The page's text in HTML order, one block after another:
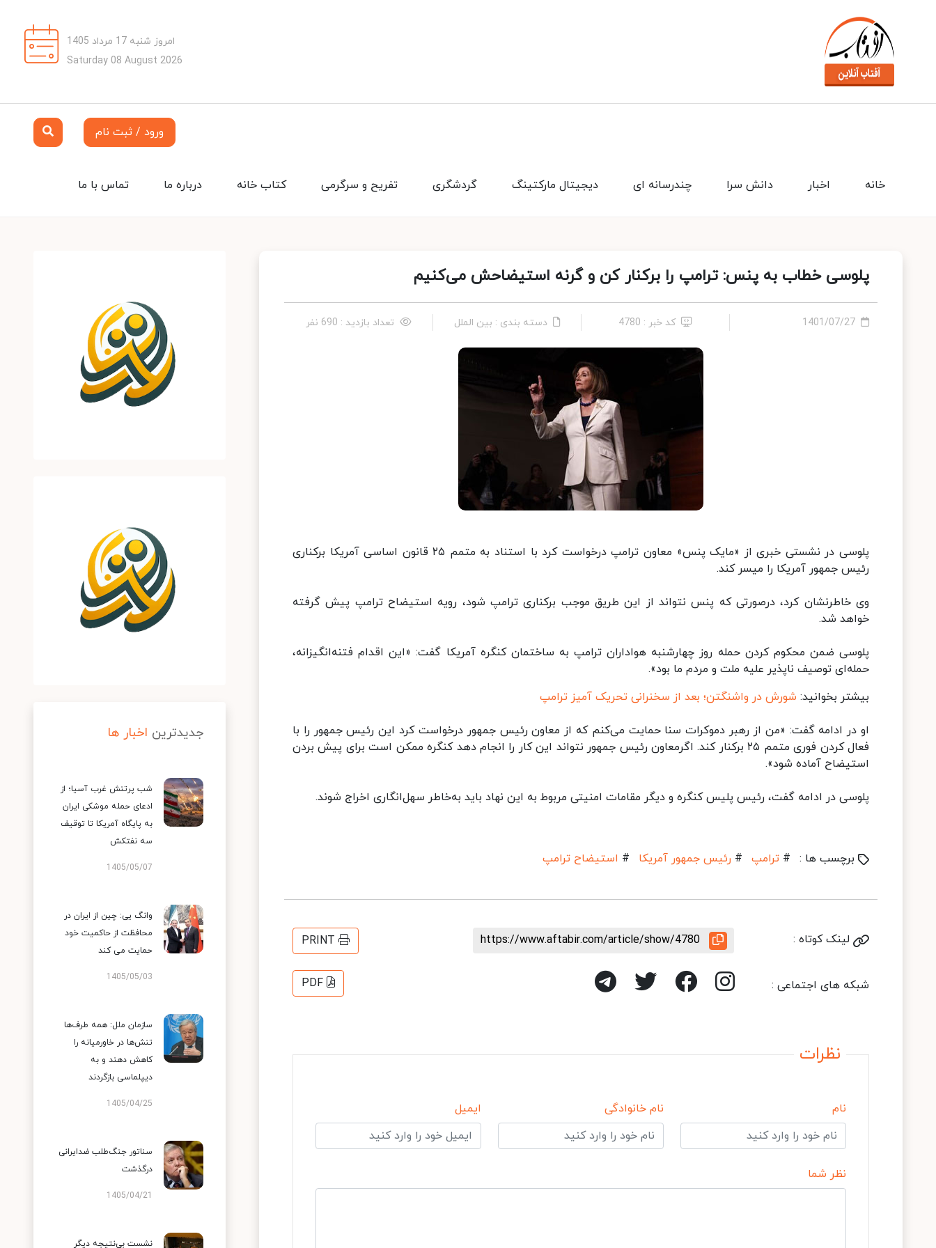
امروز شنبه 17 مرداد 1405
Saturday 08 August 2026
ورود / ثبت نام
تماس با ما درباره ما کتاب خانه تفریح و سرگرمی گردشگری دیجیتال مارکتینگ چندرسانه ای دانش سرا اخبار خانه
پلوسی خطاب به پنس: ترامپ را برکنار کن و گرنه استیضاحش می‌کنیم
1401/07/27 کد خبر : 4780 دسته بندی : بین الملل تعداد بازدید : 690 نفر
پلوسی در نشستی خبری از «مایک پنس» معاون ترامپ درخواست کرد با استناد به متمم ۲۵ قانون اساسی آمریکا برکناری
رئیس جمهور آمریکا را میسر کند.
وی خاطرنشان کرد، درصورتی که پنس نتواند از این طریق موجب برکناری ترامپ شود، رویه استیضاح ترامپ پیش گرفته
خواهد شد.
پلوسی ضمن محکوم کردن حمله روز چهارشنبه هواداران ترامپ به ساختمان کنگره آمریکا گفت:‌ «این اقدام فتنه‌انگیزانه،
حمله‌ای توصیف ناپذیر علیه ملت و مردم ما بود».
بیشتر بخوانید: شورش در واشنگتن؛ بعد از سخنرانی تحریک آمیز ترامپ
او در ادامه گفت: «من از رهبر دموکرات سنا حمایت می‌کنم که از معاون رئیس جمهور درخواست کرد این رئیس جمهور را با
فعال کردن فوری متمم ۲۵ برکنار کند. اگرمعاون رئیس جمهور نتواند این کار را انجام دهد کنگره ممکن است برای پیش بردن
استیضاح آماده شود».
پلوسی در ادامه گفت، رئیس پلیس کنگره و دیگر مقامات امنیتی مربوط به این نهاد باید به‌خاطر سهل‌انگاری اخراج شوند.
برچسب ها : # ترامپ # رئیس جمهور آمریکا # استیضاح ترامپ
لینک کوتاه : https://www.aftabir.com/article/show/4780
PRINT
شبکه های اجتماعی : PDF
نظرات
نام نام خانوادگی ایمیل
نظر شما
جدیدترین اخبار ها
شب پرتنش غرب آسیا؛ از
ادعای حمله موشکی ایران
به پایگاه آمریکا تا توقیف
سه نفتکش
1405/05/07
وانگ یی: چین از ایران در
محافظت از حاکمیت خود
حمایت می کند
1405/05/03
سازمان ملل: همه طرف‌ها
تنش‌ها در خاورمیانه را
کاهش دهند و به
دیپلماسی بازگردند
1405/04/25
سناتور جنگ‌طلب ضدایرانی
درگذشت
1405/04/21
نشست بی‌نتیجه دیگر